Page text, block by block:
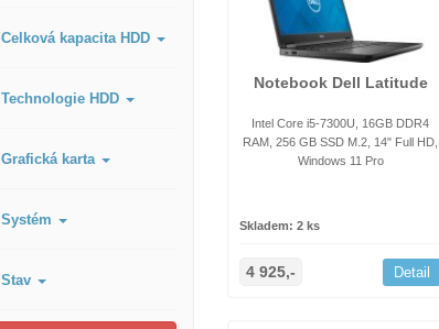
Celková kapacita HDD
Technologie HDD
Grafická karta
Systém
Stav
Notebook Dell Latitude
Intel Core i5-7300U, 16GB DDR4
RAM, 256 GB SSD M.2, 14" Full HD,
Windows 11 Pro
Skladem: 2 ks
4 925,- Detail